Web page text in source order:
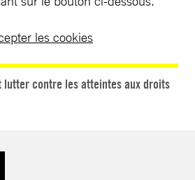
les cookies
lutter contre les atteintes aux droits